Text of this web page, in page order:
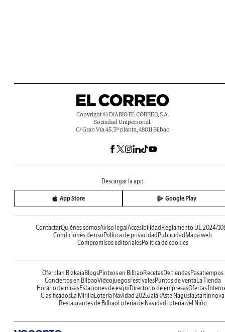
Copyright © DIARIO EL CORREO, S.A.
Sociedad Unipersonal.
C/ Gran Vía 45, 3ª planta, 48011 Bilbao
Descargar la app
App Store Google Play
ContactarQuiénes somosAviso legal Accesibilidad Reglamento UE 2024/
Condiciones de uso Política de privacidad Publicidad Mapa web
Compromisos editorialesPolítica de cookies
Oferplan Bizkaia BlogsPintxos en Bilbao RecetasDe tiendasPasatiempos
Conciertos en BilbaoVideojuegosFestivalesPuntos de venta La Tienda
Horario de misasEstaciones de esquíDirectorio de empresasOfertas
Clasificados La Mirilla Lotería Navidad 2025JaiakAste NagusiaStartinnova
Restaurantes de Bilbao Lotería de Navidad Lotería del Niño